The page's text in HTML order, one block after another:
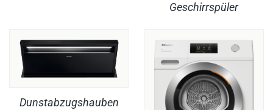
Geschirrspüler
Dunstabzugshauben